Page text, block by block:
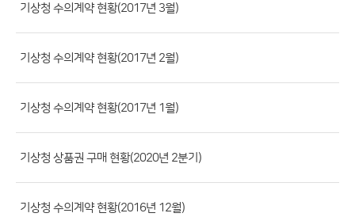
부
서,
첨
록
일,
조
기상청 수의계약 현황(2017년 3월)
기상청 수의계약 현황(2017년 2월)
기상청 수의계약 현황(2017년 1월)
기상청 상품권 구매 현황(2020년 2분기)
기상청 수의계약 현황(2016년 12월)